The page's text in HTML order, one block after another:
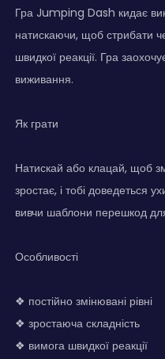
Гра Jumping Dash кидає
натискаючи, щоб стрибати
швидкої реакції. Гра
виживання.
Як грати
Натискай або клацай, щоб
зростає, і тобі доведеться
вивчи шаблони перешкод
Особливості
❖ постійно змінювані рівні
❖ зростаюча складність
❖ вимога швидкої реакції